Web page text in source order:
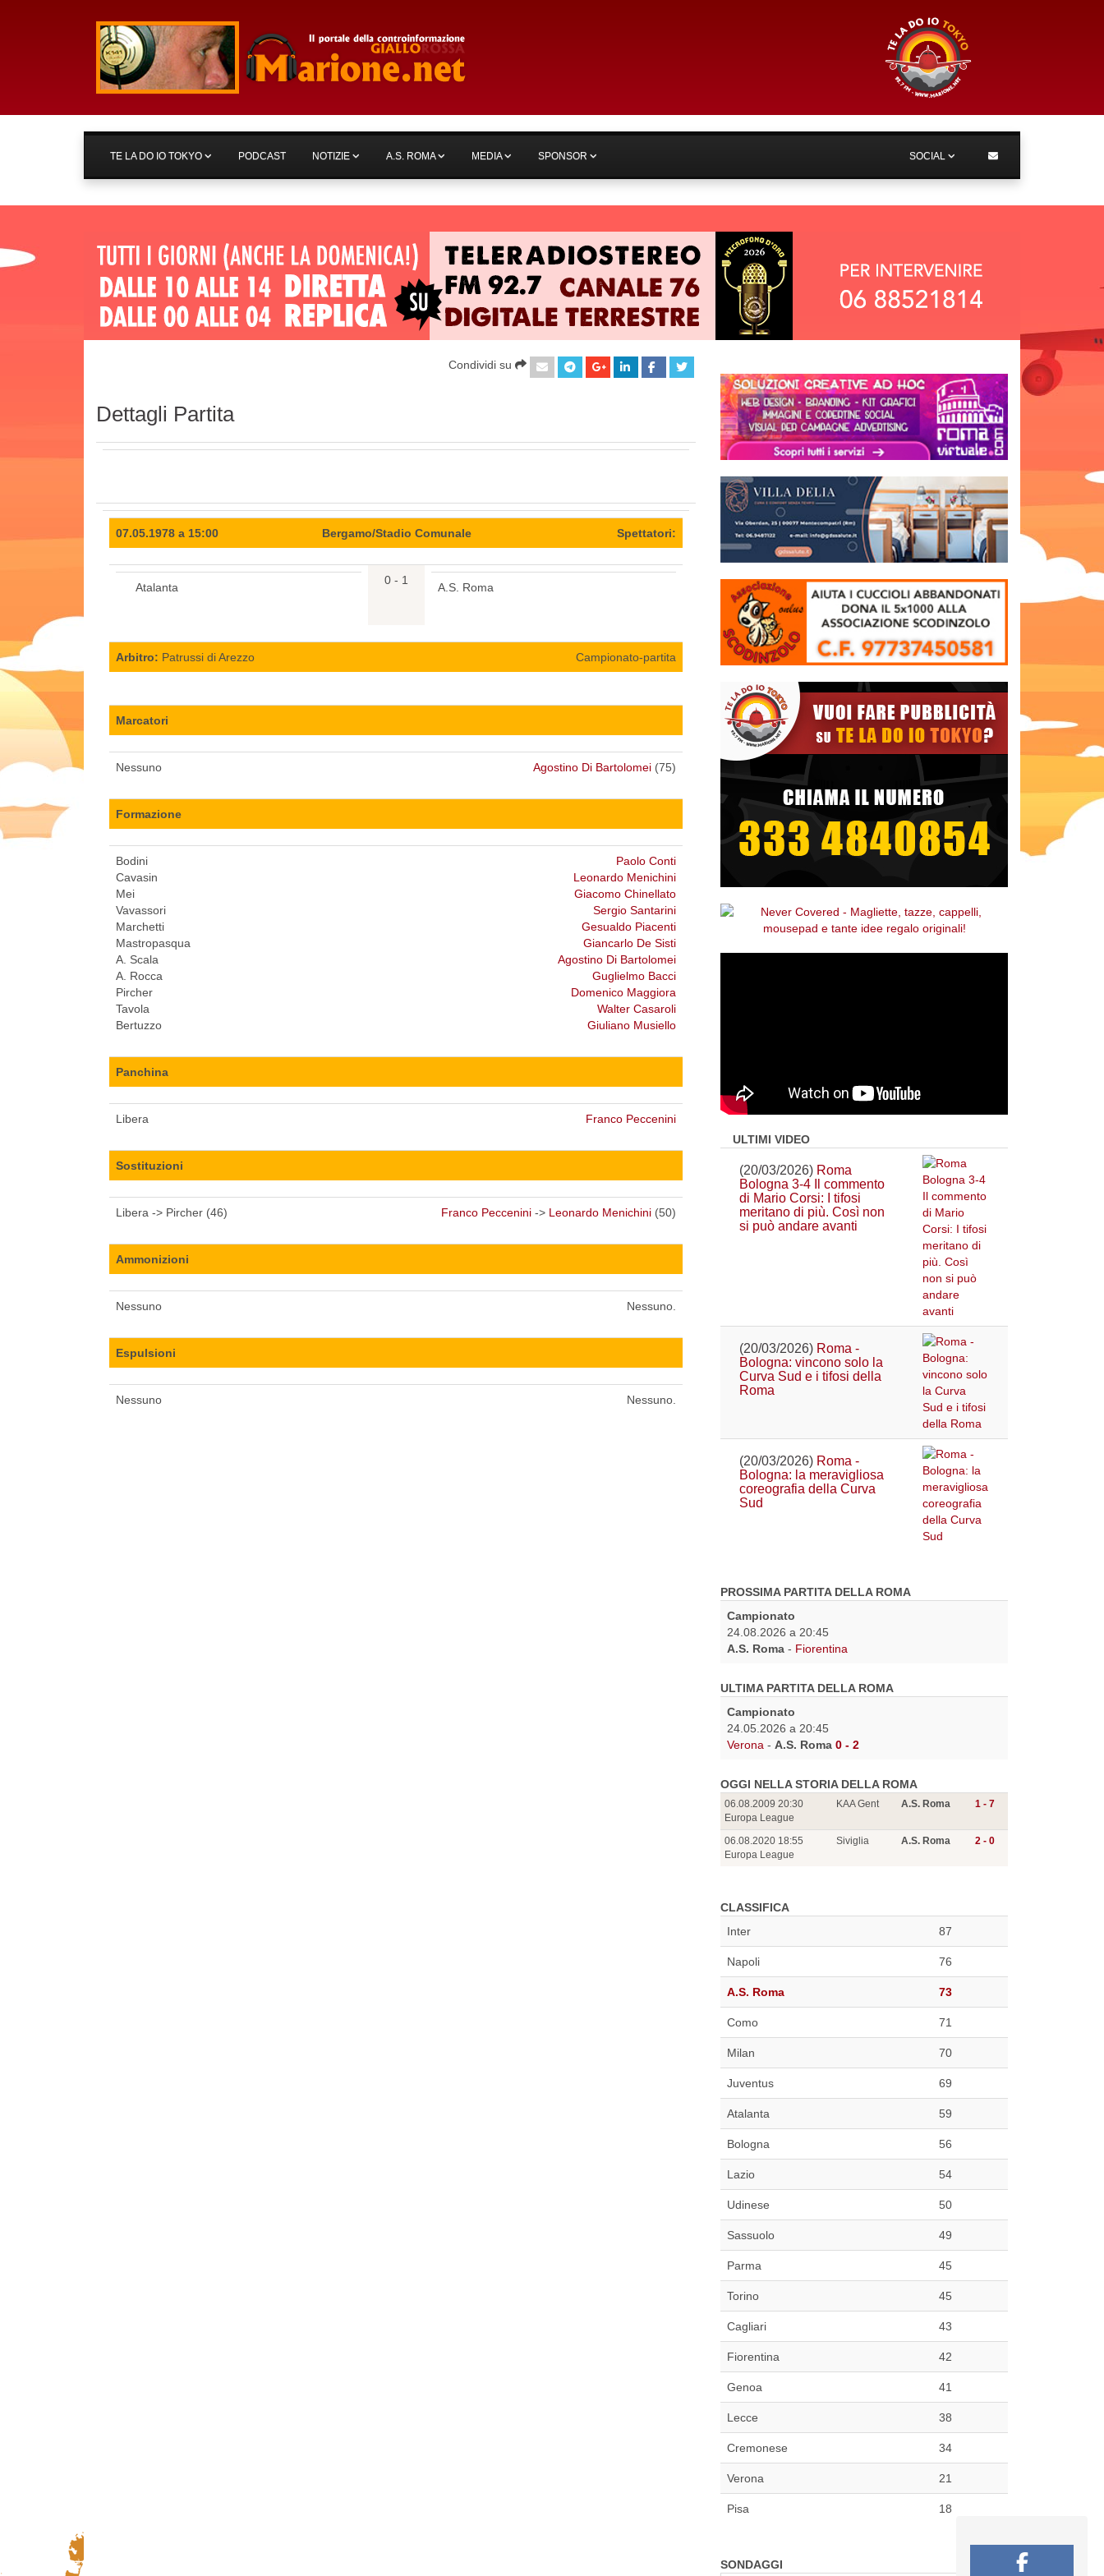
TE LA DO IO TOKYO PODCAST NOTIZIE A.S. ROMA MEDIA SPONSOR SOCIAL
Condividi su
Dettagli Partita
07.05.1978 a 15:00 Bergamo/Stadio Comunale Spettatori:
Atalanta
0 - 1
A.S. Roma
Arbitro: Patrussi di Arezzo Campionato-partita
Marcatori
Nessuno Agostino Di Bartolomei (75)
Formazione
Bodini
Cavasin
Mei
Vavassori
Marchetti
Mastropasqua
A. Scala
A. Rocca
Pircher
Tavola
Bertuzzo
Paolo Conti
Leonardo Menichini
Giacomo Chinellato
Sergio Santarini
Gesualdo Piacenti
Giancarlo De Sisti
Agostino Di Bartolomei
Guglielmo Bacci
Domenico Maggiora
Walter Casaroli
Giuliano Musiello
Panchina
Libera Franco Peccenini
Sostituzioni
Libera -> Pircher (46) Franco Peccenini -> Leonardo Menichini (50)
Ammonizioni
Nessuno Nessuno.
Espulsioni
Nessuno Nessuno.
ULTIMI VIDEO
(20/03/2026) Roma
Bologna 3-4 Il commento
di Mario Corsi: I tifosi
meritano di più. Così non
si può andare avanti
(20/03/2026) Roma -
Bologna: vincono solo la
Curva Sud e i tifosi della
Roma
(20/03/2026) Roma -
Bologna: la meravigliosa
coreografia della Curva
Sud
PROSSIMA PARTITA DELLA ROMA
Campionato
24.08.2026 a 20:45
A.S. Roma - Fiorentina
ULTIMA PARTITA DELLA ROMA
Campionato
24.05.2026 a 20:45
Verona - A.S. Roma 0 - 2
OGGI NELLA STORIA DELLA ROMA
06.08.2009 20:30
Europa League
KAA Gent A.S. Roma 1 - 7
06.08.2020 18:55
Europa League
Siviglia A.S. Roma 2 - 0
CLASSIFICA
Inter
87
Napoli 76
A.S. Roma 73
Como 71
Milan 70
Juventus 69
Atalanta 59
Bologna 56
Lazio 54
Udinese 50
Sassuolo 49
Parma 45
Torino 45
Cagliari 43
Fiorentina 42
Genoa 41
Lecce 38
Cremonese 34
Verona 21
Pisa 18
SONDAGGI